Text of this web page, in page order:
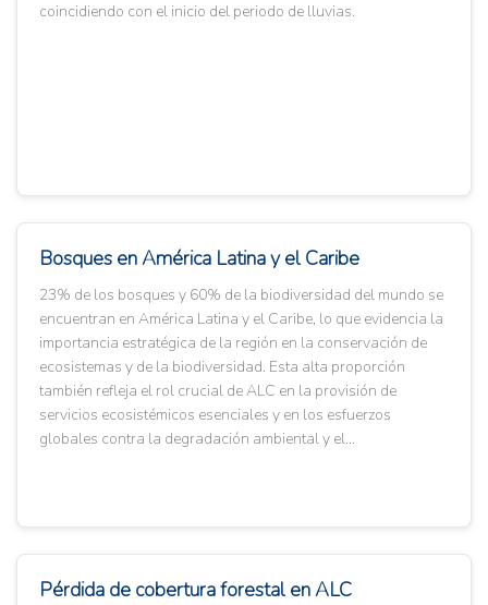
coincidiendo con el inicio del periodo de lluvias.
Bosques en América Latina y el Caribe
23% de los bosques y 60% de la biodiversidad del mundo se
encuentran en América Latina y el Caribe, lo que evidencia la
importancia estratégica de la región en la conservación de
ecosistemas y de la biodiversidad. Esta alta proporción
también refleja el rol crucial de ALC en la provisión de
servicios ecosistémicos esenciales y en los esfuerzos
globales contra la degradación ambiental y el...
Pérdida de cobertura forestal en ALC